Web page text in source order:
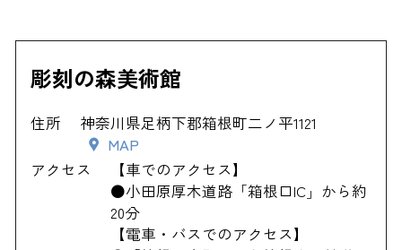
彫刻の森美術館
住所
神奈川県足柄下郡箱根町二ノ平1121
MAP
アクセス
【車でのアクセス】
●小田原厚木道路「箱根口IC」から約
20分
【電車・バスでのアクセス】